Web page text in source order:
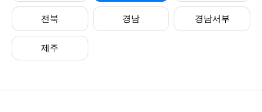
전북 경남 경남서부
제주